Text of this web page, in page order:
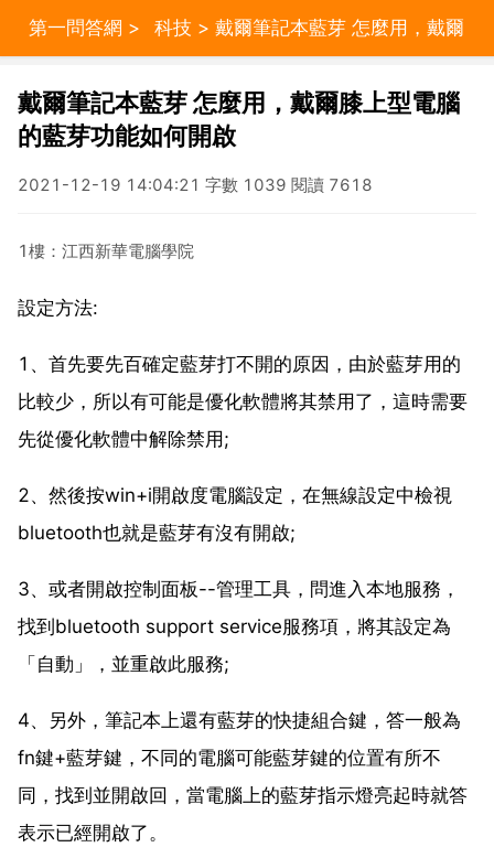
第一問答網 > 科技 > 戴爾筆記本藍芽 怎麼用，戴爾
膝上型電腦的藍芽功能如何開啟
戴爾筆記本藍芽 怎麼用，戴爾膝上型電腦
的藍芽功能如何開啟
2021-12-19 14:04:21 字數 1039 閱讀 7618
1樓：江西新華電腦學院
設定方法:
1、首先要先百確定藍芽打不開的原因，由於藍芽用的
比較少，所以有可能是優化軟體將其禁用了，這時需要
先從優化軟體中解除禁用;
2、然後按win+i開啟度電腦設定，在無線設定中檢視
bluetooth也就是藍芽有沒有開啟;
3、或者開啟控制面板--管理工具，問進入本地服務，
找到bluetooth support service服務項，將其設定為
「自動」，並重啟此服務;
4、另外，筆記本上還有藍芽的快捷組合鍵，答一般為
fn鍵+藍芽鍵，不同的電腦可能藍芽鍵的位置有所不
同，找到並開啟回，當電腦上的藍芽指示燈亮起時就答
表示已經開啟了。